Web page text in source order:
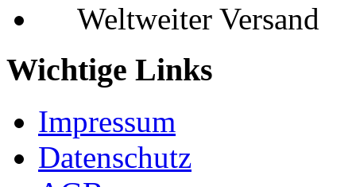
Weltweiter Versand
Wichtige Links
Impressum
Datenschutz